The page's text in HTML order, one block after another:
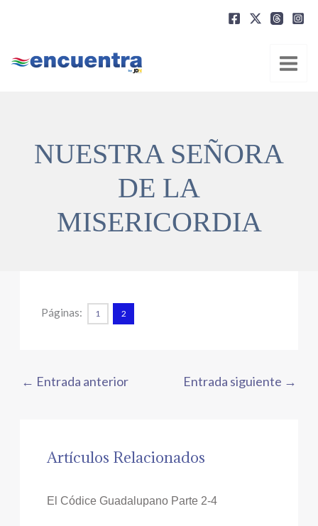
NUESTRA SEÑORA
DE LA
MISERICORDIA
Páginas: 1 2
← Entrada anterior Entrada siguiente →
Artículos Relacionados
El Códice Guadalupano Parte 2-4